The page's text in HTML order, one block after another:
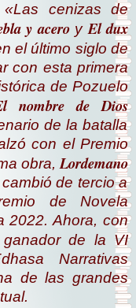
cenizas de
y acero y El dux
el último siglo de
con esta primera
de Pozuelo
nombre de Dios
de la batalla
con el Premio
obra, Lordemano
de tercio a
de Novela
2022. Ahora, con
de la VI
Narrativas
de las grandes